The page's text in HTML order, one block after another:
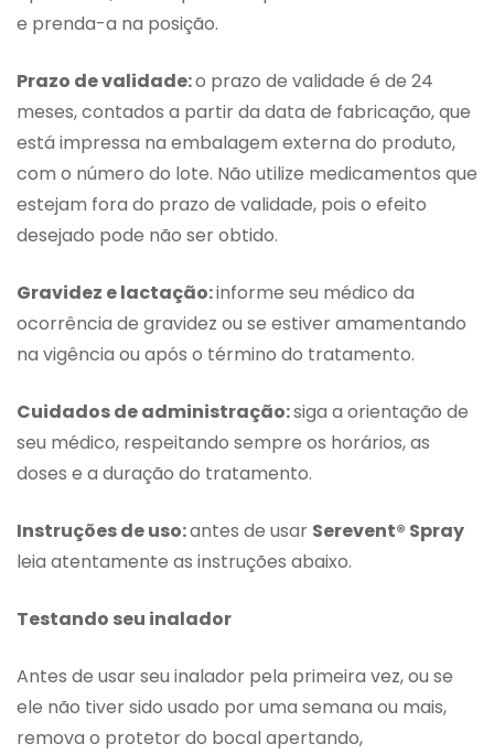
e prenda-a na posição.
Prazo de validade:o prazo de validade é de 24
meses, contados a partir da data de fabricação, que
está impressa na embalagem externa do produto,
com o número do lote. Não utilize medicamentos que
estejam fora do prazo de validade, pois o efeito
desejado pode não ser obtido.
Gravidez e lactação:informe seu médico da
ocorrência de gravidez ou se estiver amamentando
na vigência ou após o término do tratamento.
Cuidados de administração:siga a orientação de
seu médico, respeitando sempre os horários, as
doses e a duração do tratamento.
Instruções de uso:antes de usar Serevent® Spray
leia atentamente as instruções abaixo.
Testando seu inalador
Antes de usar seu inalador pela primeira vez, ou se
ele não tiver sido usado por uma semana ou mais,
remova o protetor do bocal apertando,